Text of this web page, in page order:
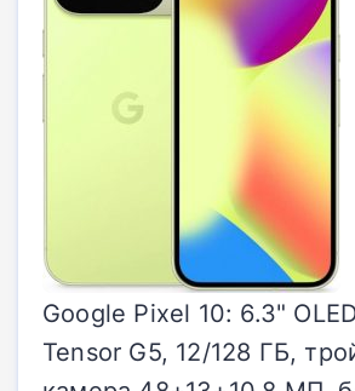
Google Pixel 10: 6.3"
Tensor G5, 12/128 ГБ,